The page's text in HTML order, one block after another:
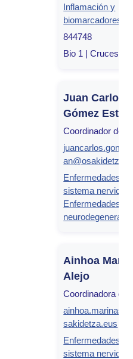
Inflamación y
biomarcadores
844748
Bio 1 | Cruces,
Juan Carlos
Gómez
Coordinador de
Enfermedades
sistema nervioso
Enfermedades
Ainhoa
Alejo
Coordinadora de
sakidetza.eus
Enfermedades
sistema nervioso